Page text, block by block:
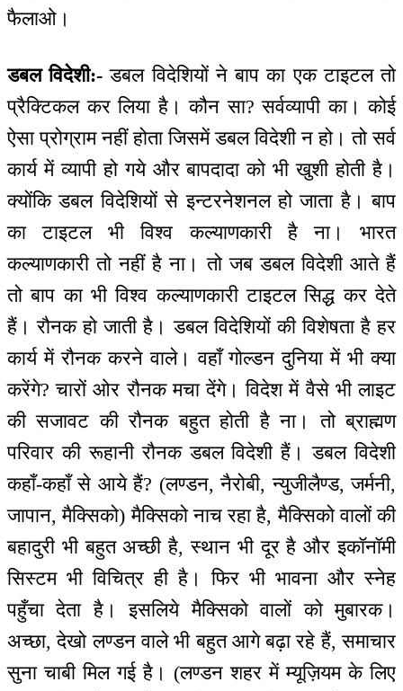
फैलाओ।
डबल विदेशी:- डबल विदेशियों ने बाप का एक टाइटल तो
प्रैक्टिकल कर लिया है। कौन सा? सर्वव्यापी का। कोई
ऐसा प्रोग्राम नहीं होता जिसमें डबल विदेशी न हो। तो सर्व
कार्य में व्यापी हो गये और बापदादा को भी खुशी होती है।
क्योंकि डबल विदेशियों से इन्टरनेशनल हो जाता है। बाप
का टाइटल भी विश्व कल्याणकारी है ना। भारत
कल्याणकारी तो नहीं है ना। तो जब डबल विदेशी आते हैं
तो बाप का भी विश्व कल्याणकारी टाइटल सिद्ध कर देते
हैं। रौनक हो जाती है। डबल विदेशियों की विशेषता है हर
कार्य में रौनक करने वाले। वहाँ गोल्डन दुनिया में भी क्या
करेंगे? चारों ओर रौनक मचा देंगे। विदेश में वैसे भी लाइट
की सजावट की रौनक बहुत होती है ना। तो ब्राह्मण
परिवार की रूहानी रौनक डबल विदेशी हैं। डबल विदेशी
कहाँ-कहाँ से आये हैं? (लण्डन, नैरोबी, न्युजीलैण्ड, जर्मनी,
जापान, मैक्सिको) मैक्सिको नाच रहा है, मैक्सिको वालों की
बहादुरी भी बहुत अच्छी है, स्थान भी दूर है और इकॉनॉमी
सिस्टम भी विचित्र ही है। फिर भी भावना और स्नेह
पहुँचा देता है। इसलिये मैक्सिको वालों को मुबारक।
अच्छा, देखो लण्डन वाले भी बहुत आगे बढ़ा रहे हैं, समाचार
सुना चाबी मिल गई है। (लण्डन शहर में म्यूज़ियम के लिए